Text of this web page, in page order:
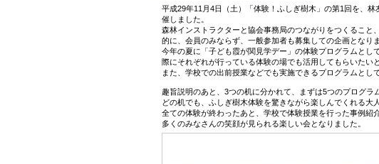
平成29年11月4日（土）「体験！ふしぎ樹木」の第1回を、
催しました。
森林インストラクターと協会事務局のつながりをつくること
的に、会員のみならず、一般参加者も募集しての企画となりま
今年の夏に「子ども霞が関見学デー」の体験プログラムと
際にそれぞれが行っている体験の場でも活用してもらいたい
また、学校での出前授業などでも実施できるプログラムとし
趣旨説明のあと、3つの机に分かれて、まずは5つのプログラ
どの机でも、ふしぎ樹木体験を驚きながら楽しんでくれる大
全ての体験が終わったあと、学校で体験授業を行った事例紹
多くのみなさんの笑顔が見られる楽しい会となりました。